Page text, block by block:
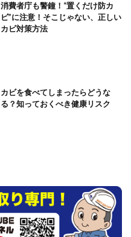
消費者庁も警鐘！“置くだけ防カ
ビ”に注意！そこじゃない、正しい
カビ対策方法
カビを食べてしまったらどうな
る？知っておくべき健康リスク